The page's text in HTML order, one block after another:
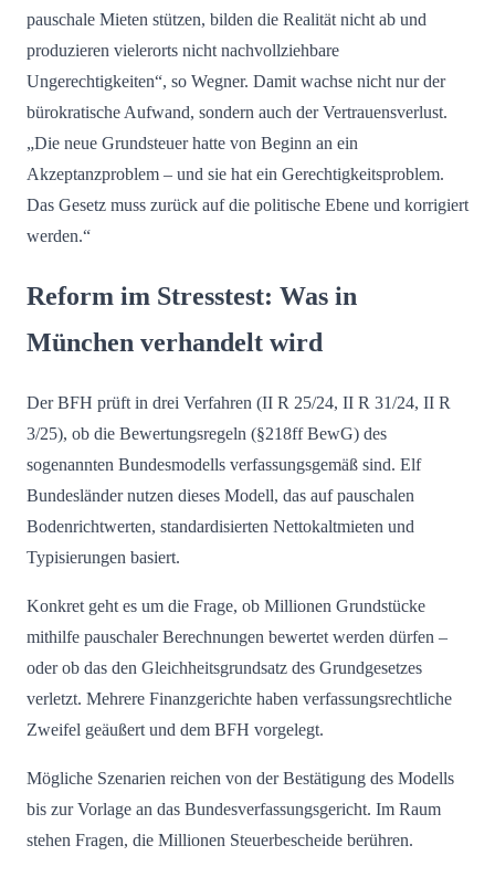
pauschale Mieten stützen, bilden die Realität nicht ab und
produzieren vielerorts nicht nachvollziehbare
Ungerechtigkeiten“, so Wegner. Damit wachse nicht nur der
bürokratische Aufwand, sondern auch der Vertrauensverlust.
„Die neue Grundsteuer hatte von Beginn an ein
Akzeptanzproblem – und sie hat ein Gerechtigkeitsproblem.
Das Gesetz muss zurück auf die politische Ebene und korrigiert
werden.“
Reform im Stresstest: Was in
München verhandelt wird
Der BFH prüft in drei Verfahren (II R 25/24, II R 31/24, II R
3/25), ob die Bewertungsregeln (§218ff BewG) des
sogenannten Bundesmodells verfassungsgemäß sind. Elf
Bundesländer nutzen dieses Modell, das auf pauschalen
Bodenrichtwerten, standardisierten Nettokaltmieten und
Typisierungen basiert.
Konkret geht es um die Frage, ob Millionen Grundstücke
mithilfe pauschaler Berechnungen bewertet werden dürfen –
oder ob das den Gleichheitsgrundsatz des Grundgesetzes
verletzt. Mehrere Finanzgerichte haben verfassungsrechtliche
Zweifel geäußert und dem BFH vorgelegt.
Mögliche Szenarien reichen von der Bestätigung des Modells
bis zur Vorlage an das Bundesverfassungsgericht. Im Raum
stehen Fragen, die Millionen Steuerbescheide berühren.